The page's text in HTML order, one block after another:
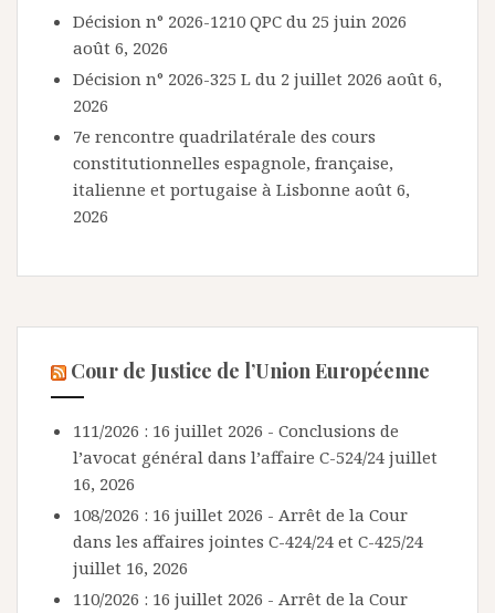
Décision n° 2026-1210 QPC du 25 juin 2026
août 6, 2026
Décision n° 2026-325 L du 2 juillet 2026 août 6,
2026
7e rencontre quadrilatérale des cours
constitutionnelles espagnole, française,
italienne et portugaise à Lisbonne août 6,
2026
Cour de Justice de l’Union Européenne
111/2026 : 16 juillet 2026 - Conclusions de
l’avocat général dans l’affaire C-524/24 juillet
16, 2026
108/2026 : 16 juillet 2026 - Arrêt de la Cour
dans les affaires jointes C-424/24 et C-425/24
juillet 16, 2026
110/2026 : 16 juillet 2026 - Arrêt de la Cour